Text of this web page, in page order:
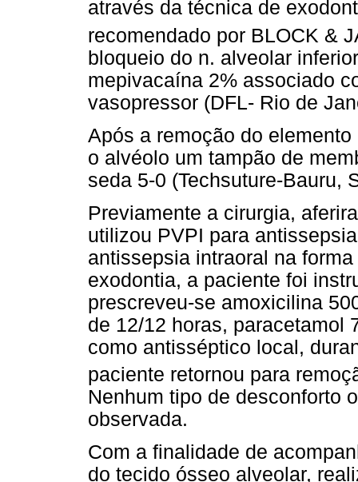
através da técnica de
recomendado por BLOCK &
bloqueio do n. alveolar
mepivacaína 2% associado
vasopressor (DFL- Rio de
Após a remoção do
o alvéolo um tampão de
seda 5-0 (Techsuture-Bauru,
Previamente a cirurgia,
utilizou PVPI para
antissepsia intraoral na
exodontia, a paciente foi
prescreveu-se amoxicilina
de 12/12 horas, paracetamol
como antisséptico local,
paciente retornou para
Nenhum tipo de desconforto
observada.
Com a finalidade de
do tecido ósseo alveolar,